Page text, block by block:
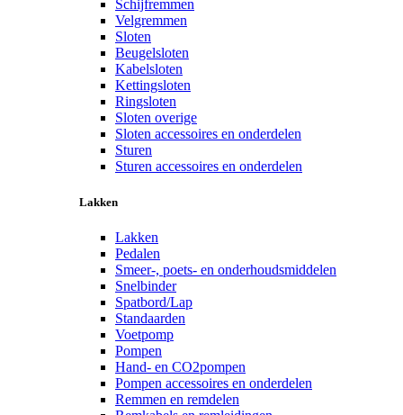
Schijfremmen
Velgremmen
Sloten
Beugelsloten
Kabelsloten
Kettingsloten
Ringsloten
Sloten overige
Sloten accessoires en onderdelen
Sturen
Sturen accessoires en onderdelen
Lakken
Lakken
Pedalen
Smeer-, poets- en onderhoudsmiddelen
Snelbinder
Spatbord/Lap
Standaarden
Voetpomp
Pompen
Hand- en CO2pompen
Pompen accessoires en onderdelen
Remmen en remdelen